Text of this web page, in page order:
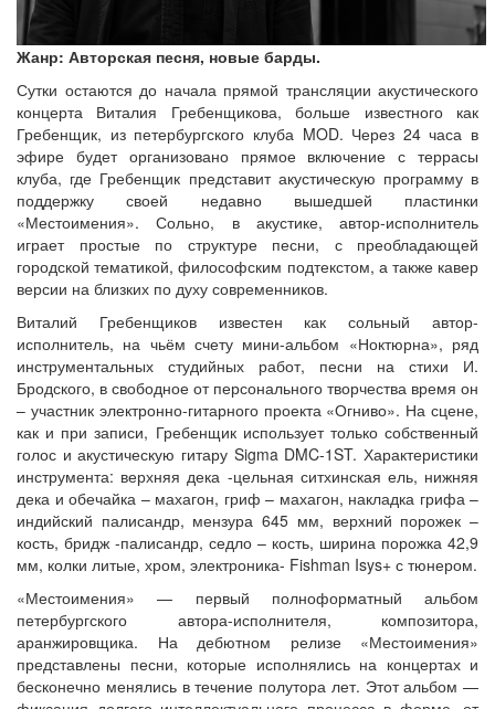
Жанр: Авторская песня, новые барды.
Сутки остаются до начала прямой трансляции акустического
концерта Виталия Гребенщикова, больше известного как
Гребенщик, из петербургского клуба MOD. Через 24 часа в
эфире будет организовано прямое включение с террасы
клуба, где Гребенщик представит акустическую программу в
поддержку своей недавно вышедшей пластинки
«Местоимения». Сольно, в акустике, автор-исполнитель
играет простые по структуре песни, с преобладающей
городской тематикой, философским подтекстом, а также кавер
версии на близких по духу современников.
Виталий Гребенщиков известен как сольный автор-
исполнитель, на чьём счету мини-альбом «Ноктюрна», ряд
инструментальных студийных работ, песни на стихи И.
Бродского, в свободное от персонального творчества время он
– участник электронно-гитарного проекта «Огниво». На сцене,
как и при записи, Гребенщик использует только собственный
голос и акустическую гитару Sigma DMC-1ST. Характеристики
инструмента: верхняя дека -цельная ситхинская ель, нижняя
дека и обечайка – махагон, гриф – махагон, накладка грифа –
индийский палисандр, мензура 645 мм, верхний порожек –
кость, бридж -палисандр, седло – кость, ширина порожка 42,9
мм, колки литые, хром, электроника- Fishman Isys+ с тюнером.
«Местоимения» — первый полноформатный альбом
петербургского автора-исполнителя, композитора,
аранжировщика. На дебютном релизе «Местоимения»
представлены песни, которые исполнялись на концертах и
бесконечно менялись в течение полутора лет. Этот альбом —